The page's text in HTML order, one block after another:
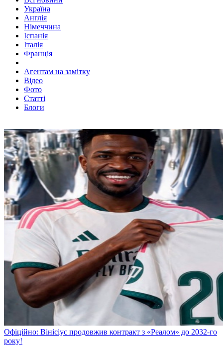
Україна
Англія
Німеччина
Іспанія
Італія
Франція
Агентам на замітку
Відео
Фото
Статті
Блоги
Офіційно: Вінісіус продовжив контракт з «Реалом» до 2032-го
року!